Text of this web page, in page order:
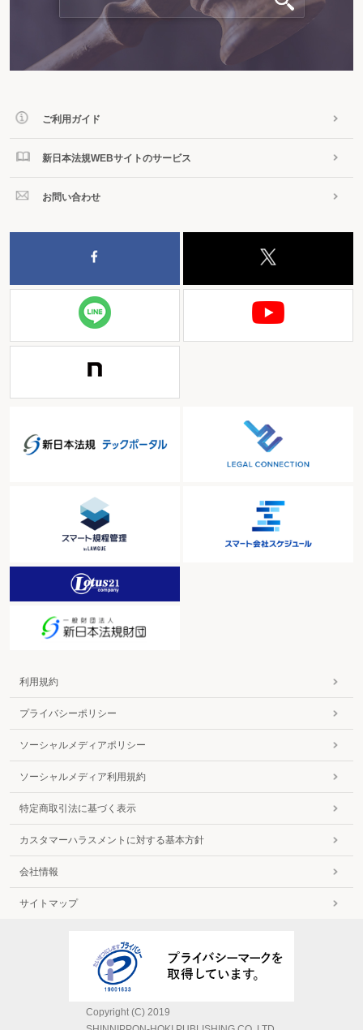
ご利用ガイド
新日本法規WEBサイトのサービス
お問い合わせ
利用規約
プライバシーポリシー
ソーシャルメディアポリシー
ソーシャルメディア利用規約
特定商取引法に基づく表示
カスタマーハラスメントに対する基本方針
会社情報
サイトマップ
Copyright (C) 2019